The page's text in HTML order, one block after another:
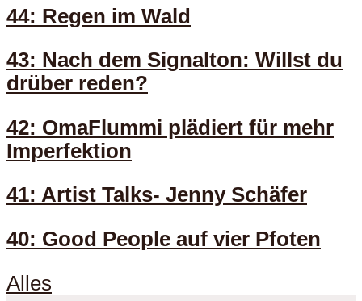
44: Regen im Wald
43: Nach dem Signalton: Willst du
drüber reden?
42: OmaFlummi plädiert für mehr
Imperfektion
41: Artist Talks- Jenny Schäfer
40: Good People auf vier Pfoten
Alles